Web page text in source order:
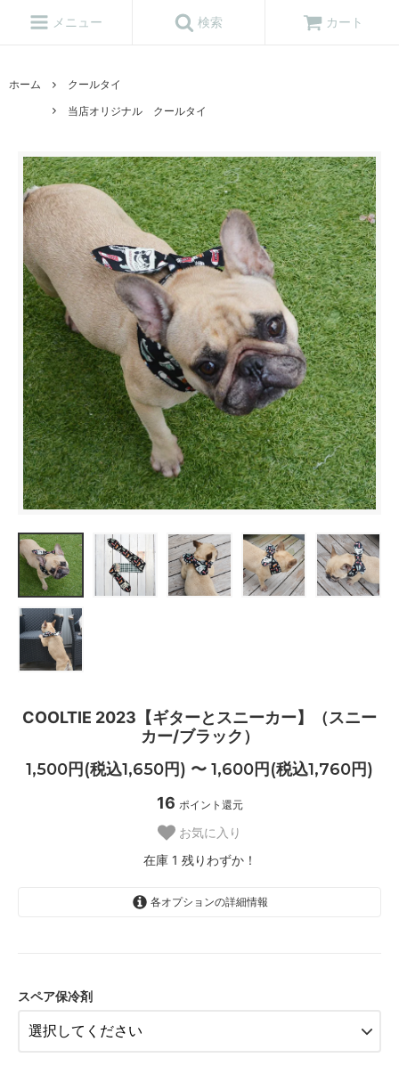
メニュー 検索 カート
ホーム
クールタイ
当店オリジナル クールタイ
COOLTIE 2023【ギターとスニーカー】（スニー
カー/ブラック）
1,500円(税込1,650円) 〜 1,600円(税込1,760円)
16 ポイント還元
お気に入り
在庫 1 残りわずか！
各オプションの詳細情報
スペア保冷剤